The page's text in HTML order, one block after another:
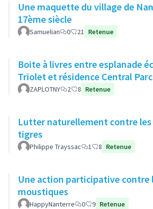
Une maquette du village de
17ème siècle
Samuelian 0 21 Retenue
Boite à livres entre esplanade
Triolet et résidence Central Parc
ZAPLOTNY 2 8 Retenue
Lutter naturellement contre
tigres
Philippe Trayssac 1 8 Retenue
Une action participative contre
moustiques
HappyNanterre 0 9 Retenue